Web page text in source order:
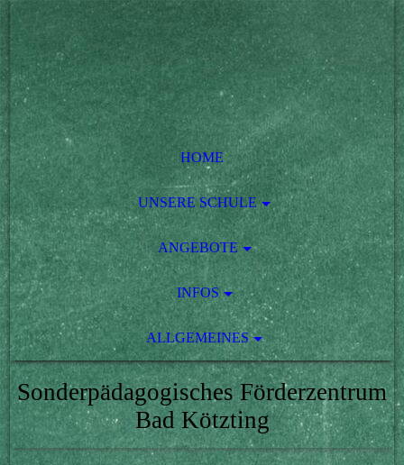
HOME
UNSERE SCHULE
ANGEBOTE
INFOS
ALLGEMEINES
Sonderpädagogisches Förderzentrum
Bad Kötzting